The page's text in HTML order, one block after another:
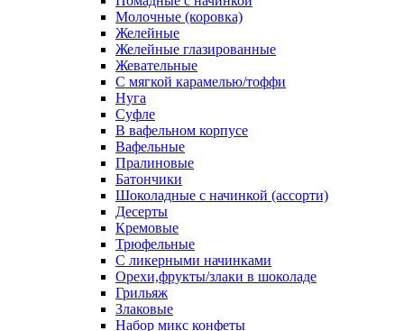
Молочные (коровка)
Желейные
Желейные глазированные
Жевательные
С мягкой карамелью/тоффи
Нуга
Суфле
В вафельном корпусе
Вафельные
Пралиновые
Батончики
Шоколадные с начинкой (ассорти)
Десерты
Кремовые
Трюфельные
С ликерными начинками
Орехи,фрукты/злаки в шоколаде
Грильяж
Злаковые
Набор микс конфеты